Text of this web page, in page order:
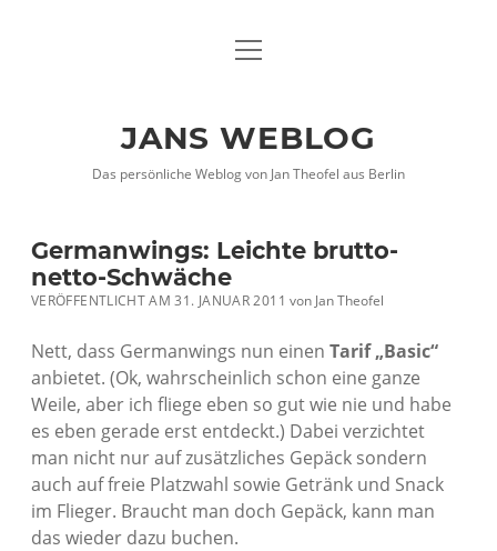
DATENSCHUTZHINWEISE
twitterfacebook
xing
Menü
JANS WEBLOG
Das persönliche Weblog von Jan Theofel aus Berlin
Germanwings: Leichte brutto-
netto-Schwäche
VERÖFFENTLICHT AM 31. JANUAR 2011von Jan Theofel
Nett, dass Germanwings nun einen Tarif „Basic“
anbietet. (Ok, wahrscheinlich schon eine ganze
Weile, aber ich fliege eben so gut wie nie und habe
es eben gerade erst entdeckt.) Dabei verzichtet
man nicht nur auf zusätzliches Gepäck sondern
auch auf freie Platzwahl sowie Getränk und Snack
im Flieger. Braucht man doch Gepäck, kann man
das wieder dazu buchen.